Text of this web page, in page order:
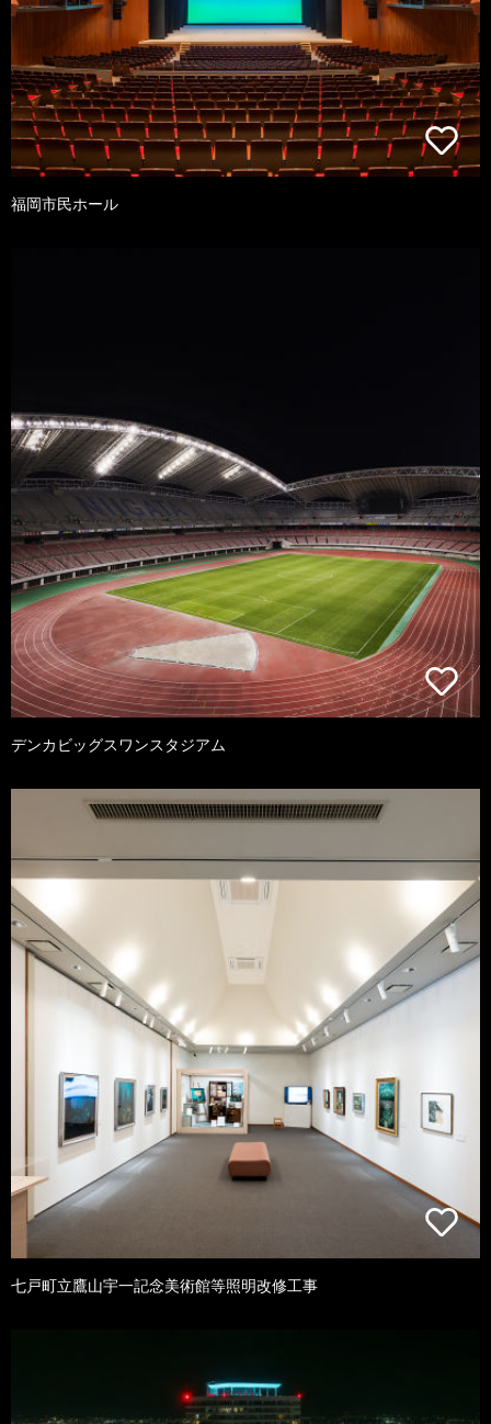
福岡市民ホール
デンカビッグスワンスタジアム
七戸町立鷹山宇一記念美術館等照明改修工事